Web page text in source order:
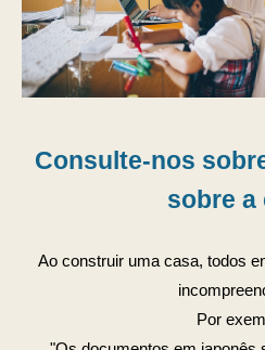
Consulte-nos
sobre a
Ao construir uma casa, todos
Por